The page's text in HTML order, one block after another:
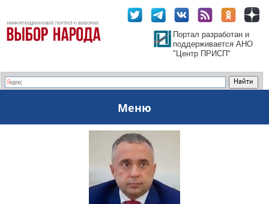
Портал разработан и
поддерживается АНО
"Центр ПРИСП"
Меню